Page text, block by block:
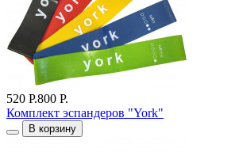
520 Р.800 Р.
Комплект эспандеров "York"
В корзину